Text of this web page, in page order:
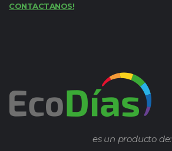
CONTACTANOS!
es un producto de: